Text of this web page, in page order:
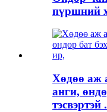
пүршний
Хөдөө аж
анги,
тэсвэртэй